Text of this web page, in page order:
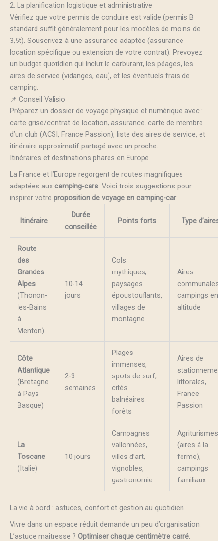
2. La planification logistique et administrative
Vérifiez que votre permis de conduire est valide (permis B
standard suffit généralement pour les modèles de moins de
3,5t). Souscrivez à une assurance adaptée (assurance
location spécifique ou extension de votre contrat). Prévoyez
un budget quotidien qui inclut le carburant, les péages, les
aires de service (vidanges, eau), et les éventuels frais de
camping.
📌 Conseil Valisio
Préparez un dossier de voyage physique et numérique avec :
carte grise/contrat de location, assurance, carte de membre
d’un club (ACSI, France Passion), liste des aires de service, et
itinéraire approximatif partagé avec un proche.
Itinéraires et destinations phares en Europe
La France et l’Europe regorgent de routes magnifiques
adaptées aux camping-cars. Voici trois suggestions pour
inspirer votre proposition de voyage en camping-car.
Itinéraire
Durée
conseillée
Points forts Type
Route
des
Grandes
Alpes
(Thonon-
les-Bains
à
Menton)
10-14
jours
Cols
mythiques,
paysages
époustouflants,
villages de
montagne
Aires
campings en
altitude
Côte
Atlantique
(Bretagne
à Pays
Basque)
2-3
semaines
Plages
immenses,
spots de surf,
cités
balnéaires,
forêts
Aires de
littorales,
France
Passion
La
Toscane
(Italie)
10 jours
Campagnes
vallonnées,
villes d’art,
vignobles,
gastronomie
Agriturismes
(aires à la
ferme),
campings
familiaux
La vie à bord : astuces, confort et gestion au quotidien
Vivre dans un espace réduit demande un peu d’organisation.
L’astuce maîtresse ? Optimiser chaque centimètre carré.